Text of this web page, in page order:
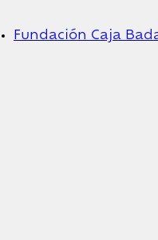
Fundación Caja